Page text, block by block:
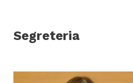
Segreteria